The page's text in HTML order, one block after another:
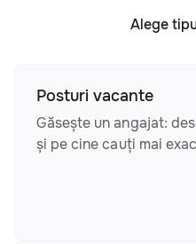
Alege
Posturi vacante
Găsește un angajat:
și pe cine cauți mai